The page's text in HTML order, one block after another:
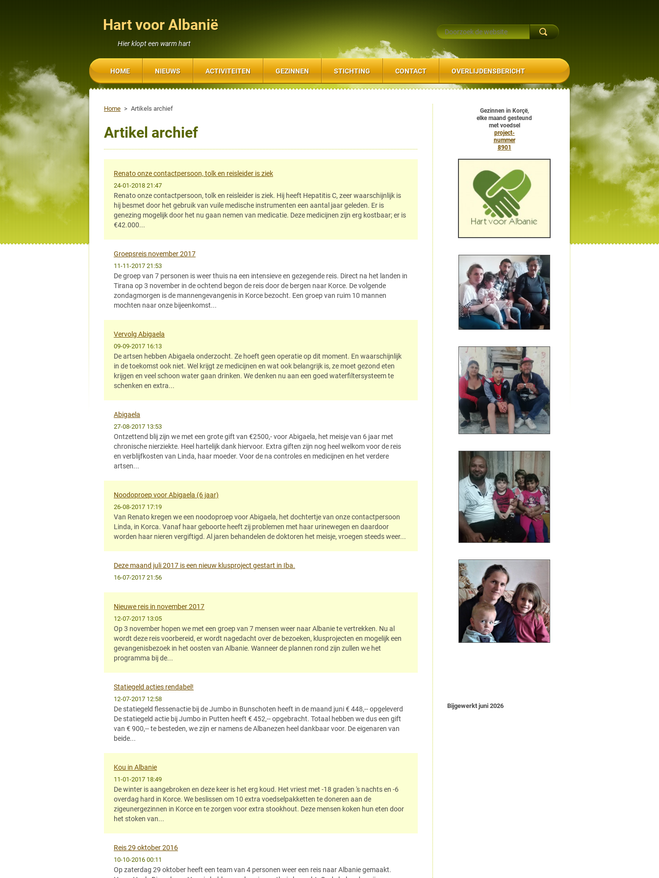
Hart voor Albanië
Hier klopt een warm hart
Home > Artikels archief
Artikel archief
Renato onze contactpersoon, tolk en reisleider is ziek
24-01-2018 21:47
Renato onze contactpersoon, tolk en reisleider is ziek. Hij heeft Hepatitis C, zeer waarschijnlijk is
hij besmet door het gebruik van vuile medische instrumenten een aantal jaar geleden. Er is
genezing mogelijk door het nu gaan nemen van medicatie. Deze medicijnen zijn erg kostbaar; er is
€42.000...
Groepsreis november 2017
11-11-2017 21:53
De groep van 7 personen is weer thuis na een intensieve en gezegende reis. Direct na het landen in
Tirana op 3 november in de ochtend begon de reis door de bergen naar Korce. De volgende
zondagmorgen is de mannengevangenis in Korce bezocht. Een groep van ruim 10 mannen
mochten naar onze bijeenkomst...
Vervolg Abigaela
09-09-2017 16:13
De artsen hebben Abigaela onderzocht. Ze hoeft geen operatie op dit moment. En waarschijnlijk
in de toekomst ook niet. Wel krijgt ze medicijnen en wat ook belangrijk is, ze moet gezond eten
krijgen en veel schoon water gaan drinken. We denken nu aan een goed waterfiltersysteem te
schenken en extra...
Abigaela
27-08-2017 13:53
Ontzettend blij zijn we met een grote gift van €2500,- voor Abigaela, het meisje van 6 jaar met
chronische nierziekte. Heel hartelijk dank hiervoor. Extra giften zijn nog heel welkom voor de reis
en verblijfkosten van Linda, haar moeder. Voor de na controles en medicijnen en het verdere
artsen...
Noodoproep voor Abigaela (6 jaar)
26-08-2017 17:19
Van Renato kregen we een noodoproep voor Abigaela, het dochtertje van onze contactpersoon
Linda, in Korca. Vanaf haar geboorte heeft zij problemen met haar urinewegen en daardoor
worden haar nieren vergiftigd. Al jaren behandelen de doktoren het meisje, vroegen steeds weer...
Deze maand juli 2017 is een nieuw klusproject gestart in Iba.
16-07-2017 21:56
Nieuwe reis in november 2017
12-07-2017 13:05
Op 3 november hopen we met een groep van 7 mensen weer naar Albanie te vertrekken. Nu al
wordt deze reis voorbereid, er wordt nagedacht over de bezoeken, klusprojecten en mogelijk een
gevangenisbezoek in het oosten van Albanie. Wanneer de plannen rond zijn zullen we het
programma bij de...
Statiegeld acties rendabel!
12-07-2017 12:58
De statiegeld flessenactie bij de Jumbo in Bunschoten heeft in de maand juni € 448,-- opgeleverd
De statiegeld actie bij Jumbo in Putten heeft € 452,-- opgebracht. Totaal hebben we dus een gift
van € 900,-- te besteden, we zijn er namens de Albanezen heel dankbaar voor. De eigenaren van
beide...
Kou in Albanie
11-01-2017 18:49
De winter is aangebroken en deze keer is het erg koud. Het vriest met -18 graden 's nachts en -6
overdag hard in Korce. We beslissen om 10 extra voedselpakketten te doneren aan de
zigeunergezinnen in Korce en te zorgen voor extra stookhout. Deze mensen koken hun eten door
het stoken van...
Reis 29 oktober 2016
10-10-2016 00:11
Op zaterdag 29 oktober heeft een team van 4 personen weer een reis naar Albanie gemaakt.
Gezinnen in Korçë,
elke maand gesteund
met voedsel
project-
nummer
8901
Bijgewerkt juni 2026
HOME NIEUWS ACTIVITEITEN GEZINNEN STICHTING CONTACT OVERLIJDENSBERICHT